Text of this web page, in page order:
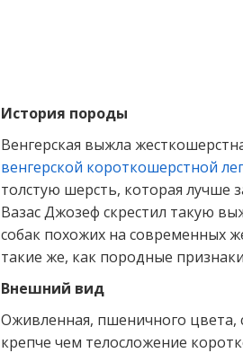
История породы
Венгерская выжла
венгерской короткошерстной
толстую шерсть, которая лучше
Вазас Джозеф скрестил такую
собак похожих на современных
такие же, как породные
Внешний вид
Оживленная, пшеничного цвета,
крепче чем телосложение